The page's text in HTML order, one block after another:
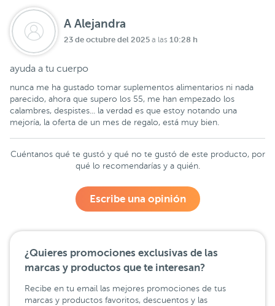
A Alejandra
23 de octubre del 2025 a las 10:28 h
ayuda a tu cuerpo
nunca me ha gustado tomar suplementos alimentarios ni nada
parecido, ahora que supero los 55, me han empezado los
calambres, despistes... la verdad es que estoy notando una
mejoría, la oferta de un mes de regalo, está muy bien.
Cuéntanos qué te gustó y qué no te gustó de este producto, por
qué lo recomendarías y a quién.
Escribe una opinión
¿Quieres promociones exclusivas de las
marcas y productos que te interesan?
Recibe en tu email las mejores promociones de tus
marcas y productos favoritos, descuentos y las